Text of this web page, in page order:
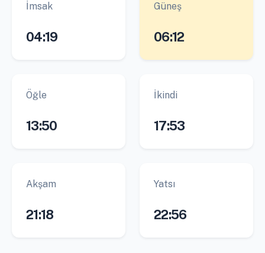
İmsak
04:19
Güneş
06:12
Öğle
13:50
İkindi
17:53
Akşam
21:18
Yatsı
22:56